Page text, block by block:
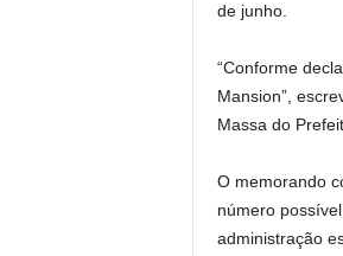
de junho.
“Conforme
Mansion”,
Massa do
O memorando
número
administração